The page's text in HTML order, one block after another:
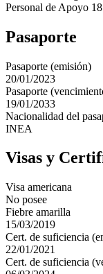
Personal de Apoyo 18
Pasaporte
Pasaporte (emisión)
20/01/2023
Pasaporte
19/01/2033
Nacionalidad del
INEA
Visas y
Visa americana
No posee
Fiebre amarilla
15/03/2019
Cert. de suficiencia
22/01/2021
Cert. de suficiencia